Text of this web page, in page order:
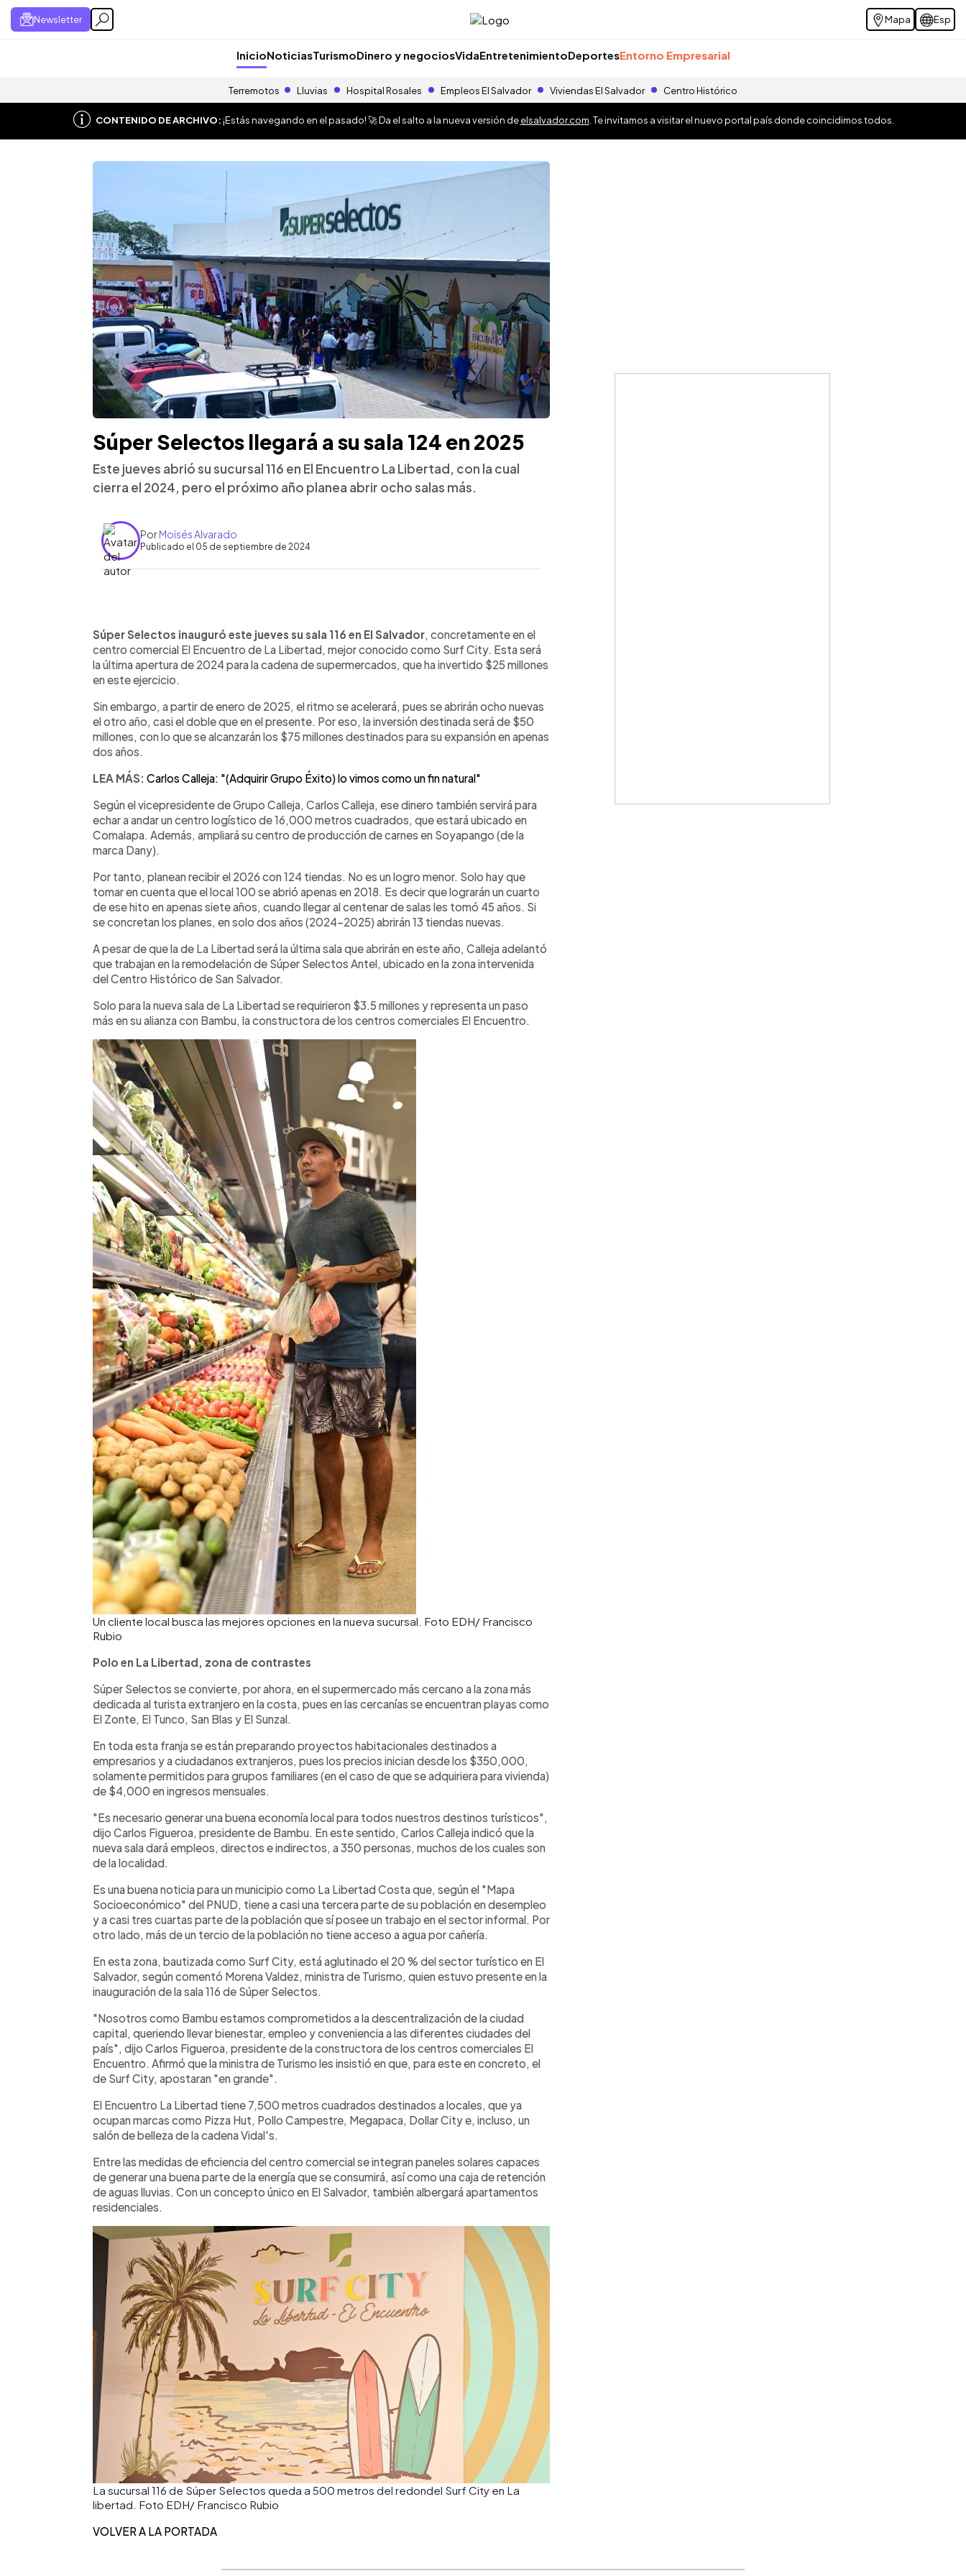
Newsletter Mapa Esp
InicioNoticiasTurismoDinero y negociosVidaEntretenimientoDeportesEntorno Empresarial
Terremotos Lluvias Hospital Rosales Empleos El Salvador Viviendas El Salvador Centro Histórico
CONTENIDO DE ARCHIVO:¡Estás navegando en el pasado! 🚀 Da el salto a la nueva versión deelsalvador.com . Te invitamos a visitar el nuevo portal país donde coincidimos todos.
Súper Selectos llegará a su sala 124 en 2025
Este jueves abrió su sucursal 116 en El Encuentro La Libertad, con la cual
cierra el 2024, pero el próximo año planea abrir ocho salas más.
PorMoisés Alvarado
Publicado el 05 de septiembre de 2024
► Escuchar artículo
Súper Selectos inauguró este jueves su sala 116 en El Salvador , concretamente en el
centro comercial El Encuentro de La Libertad, mejor conocido como Surf City. Esta será
la última apertura de 2024 para la cadena de supermercados, que ha invertido $25 millones
en este ejercicio.
Sin embargo, a partir de enero de 2025, el ritmo se acelerará, pues se abrirán ocho nuevas
el otro año, casi el doble que en el presente. Por eso, la inversión destinada será de $50
millones, con lo que se alcanzarán los $75 millones destinados para su expansión en apenas
dos años.
LEA MÁS: Carlos Calleja: "(Adquirir Grupo Éxito) lo vimos como un fin natural"
Según el vicepresidente de Grupo Calleja, Carlos Calleja, ese dinero también servirá para
echar a andar un centro logístico de 16,000 metros cuadrados, que estará ubicado en
Comalapa. Además, ampliará su centro de producción de carnes en Soyapango (de la
marca Dany).
Por tanto, planean recibir el 2026 con 124 tiendas. No es un logro menor. Solo hay que
tomar en cuenta que el local 100 se abrió apenas en 2018. Es decir que lograrán un cuarto
de ese hito en apenas siete años, cuando llegar al centenar de salas les tomó 45 años. Si
se concretan los planes, en solo dos años (2024-2025) abrirán 13 tiendas nuevas.
A pesar de que la de La Libertad será la última sala que abrirán en este año, Calleja adelantó
que trabajan en la remodelación de Súper Selectos Antel, ubicado en la zona intervenida
del Centro Histórico de San Salvador.
Solo para la nueva sala de La Libertad se requirieron $3.5 millones y representa un paso
más en su alianza con Bambu, la constructora de los centros comerciales El Encuentro.
Un cliente local busca las mejores opciones en la nueva sucursal. Foto EDH/ Francisco
Rubio
Polo en La Libertad, zona de contrastes
Súper Selectos se convierte, por ahora, en el supermercado más cercano a la zona más
dedicada al turista extranjero en la costa, pues en las cercanías se encuentran playas como
El Zonte, El Tunco, San Blas y El Sunzal.
En toda esta franja se están preparando proyectos habitacionales destinados a
empresarios y a ciudadanos extranjeros, pues los precios inician desde los $350,000,
solamente permitidos para grupos familiares (en el caso de que se adquiriera para vivienda)
de $4,000 en ingresos mensuales.
"Es necesario generar una buena economía local para todos nuestros destinos turísticos",
dijo Carlos Figueroa, presidente de Bambu. En este sentido, Carlos Calleja indicó que la
nueva sala dará empleos, directos e indirectos, a 350 personas, muchos de los cuales son
de la localidad.
Es una buena noticia para un municipio como La Libertad Costa que, según el "Mapa
Socioeconómico" del PNUD, tiene a casi una tercera parte de su población en desempleo
y a casi tres cuartas parte de la población que sí posee un trabajo en el sector informal. Por
otro lado, más de un tercio de la población no tiene acceso a agua por cañería.
En esta zona, bautizada como Surf City, está aglutinado el 20 % del sector turístico en El
Salvador, según comentó Morena Valdez, ministra de Turismo, quien estuvo presente en la
inauguración de la sala 116 de Súper Selectos.
"Nosotros como Bambu estamos comprometidos a la descentralización de la ciudad
capital, queriendo llevar bienestar, empleo y conveniencia a las diferentes ciudades del
país", dijo Carlos Figueroa, presidente de la constructora de los centros comerciales El
Encuentro. Afirmó que la ministra de Turismo les insistió en que, para este en concreto, el
de Surf City, apostaran "en grande".
El Encuentro La Libertad tiene 7,500 metros cuadrados destinados a locales, que ya
ocupan marcas como Pizza Hut, Pollo Campestre, Megapaca, Dollar City e, incluso, un
salón de belleza de la cadena Vidal's.
Entre las medidas de eficiencia del centro comercial se integran paneles solares capaces
de generar una buena parte de la energía que se consumirá, así como una caja de retención
de aguas lluvias. Con un concepto único en El Salvador, también albergará apartamentos
residenciales.
La sucursal 116 de Súper Selectos queda a 500 metros del redondel Surf City en La
libertad. Foto EDH/ Francisco Rubio
VOLVER A LA PORTADA